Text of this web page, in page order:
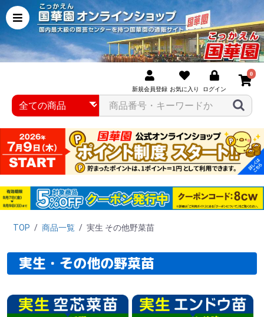
新規会員登録 お気に入り ログイン
0
TOP / 商品一覧 / 実生 その他野菜苗
実生・その他の野菜苗